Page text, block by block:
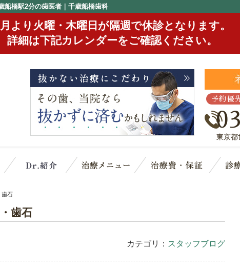
船橋駅2分の歯医者｜千歳船橋歯科
より火曜・木曜日が隔週で休診となります。
詳細は下記カレンダーをご確認ください。
予約優
東京都
クリニック概要(初めての方へ)
スタッフ紹介 治療メニュー 治療
歯石
歯石
カテゴリ： スタッフブログ